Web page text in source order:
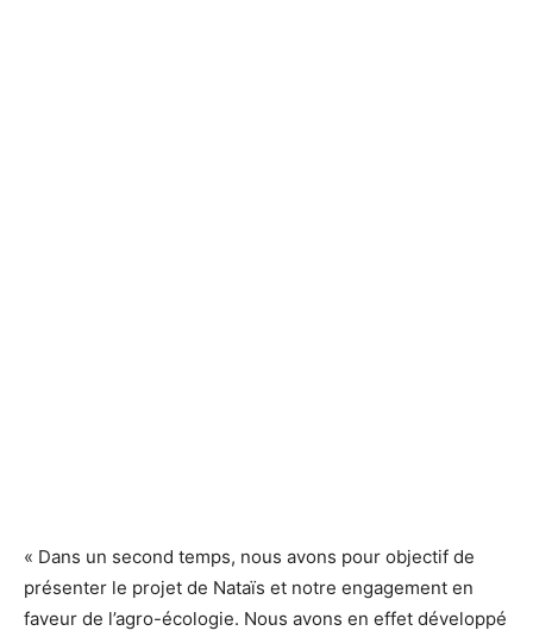
« Dans un second temps, nous avons pour objectif de
présenter le projet de Nataïs et notre engagement en
faveur de l’agro-écologie. Nous avons en effet développé